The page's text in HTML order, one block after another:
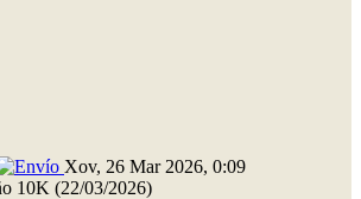
Xov, 26 Mar 2026, 0:09
10K (22/03/2026)